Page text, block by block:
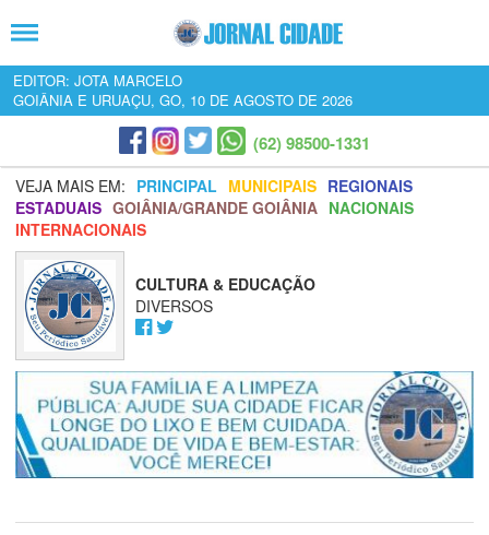
EDITOR: JOTA MARCELO
GOIÂNIA E URUAÇU, GO, 10 DE AGOSTO DE 2026
(62) 98500-1331
VEJA MAIS EM: PRINCIPAL MUNICIPAIS REGIONAIS
ESTADUAIS GOIÂNIA/GRANDE GOIÂNIA NACIONAIS
INTERNACIONAIS
CULTURA & EDUCAÇÃO
DIVERSOS